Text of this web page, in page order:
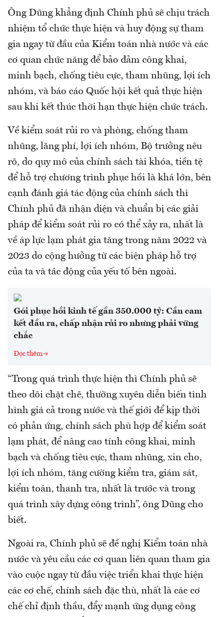
Ông Dũng khẳng định Chính phủ sẽ chịu trách
nhiệm tổ chức thực hiện và huy động sự tham
gia ngay từ đầu của Kiểm toán nhà nước và các
cơ quan chức năng để bảo đảm công khai,
minh bạch, chống tiêu cực, tham nhũng, lợi ích
nhóm, và báo cáo Quốc hội kết quả thực hiện
sau khi kết thúc thời hạn thực hiện chức trách.
Về kiểm soát rủi ro và phòng, chống tham
nhũng, lãng phí, lợi ích nhóm, Bộ trưởng nêu
rõ, do quy mô của chính sách tài khóa, tiền tệ
để hỗ trợ chương trình phục hồi là khá lớn, bên
cạnh đánh giá tác động của chính sách thì
Chính phủ đã nhận diện và chuẩn bị các giải
pháp để kiểm soát rủi ro có thể xảy ra, nhất là
về áp lực lạm phát gia tăng trong năm 2022 và
2023 do cộng hưởng từ các biện pháp hỗ trợ
của ta và tác động của yếu tố bên ngoài.
Gói phục hồi kinh tế gần 350.000 tỷ: Cần cam
kết đầu ra, chấp nhận rủi ro nhưng phải vững
chắc
Đọc thêm
“Trong quá trình thực hiện thì Chính phủ sẽ
theo dõi chặt chẽ, thường xuyên diễn biến tình
hình giá cả trong nước và thế giới để kịp thời
có phản ứng, chính sách phù hợp để kiểm soát
lạm phát, để nâng cao tính công khai, minh
bạch và chống tiêu cực, tham nhũng, xin cho,
lợi ích nhóm, tăng cường kiểm tra, giám sát,
kiểm toán, thanh tra, nhất là trước và trong
quá trình xây dựng công trình”, ông Dũng cho
biết.
Ngoài ra, Chính phủ sẽ đề nghị Kiểm toán nhà
nước và yêu cầu các cơ quan liên quan tham gia
vào cuộc ngay từ đầu việc triển khai thực hiện
các cơ chế, chính sách đặc thù, nhất là các cơ
chế chỉ định thầu, đẩy mạnh ứng dụng công